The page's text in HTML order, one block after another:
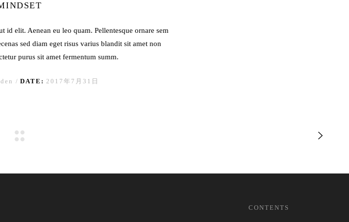
elit. Aenean eu leo quam. Pellentesque ornare sem
sed diam eget risus varius blandit sit amet non
purus sit amet fermentum summ.
DATE: 2017年7月31日
CONTENTS